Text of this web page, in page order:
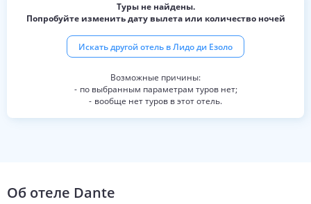
Туры не найдены.
Попробуйте изменить дату вылета или количество ночей
Искать другой отель вЛидо ди Езоло
по выбранным параметрам туров нет;
вообще нет туров в этот отель.
Об отеле Dante